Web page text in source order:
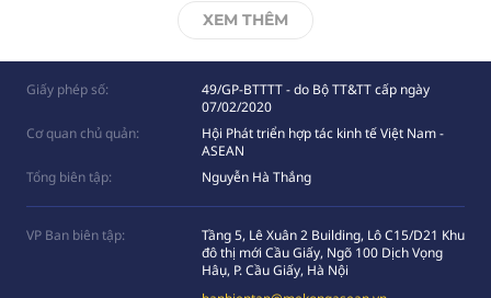
XEM THÊM
Giấy phép số:
49/GP-BTTTT - do Bộ TT&TT cấp ngày
07/02/2020
Cơ quan chủ quản:
Hội Phát triển hợp tác kinh tế Việt Nam -
ASEAN
Tổng biên tập:
Nguyễn Hà Thắng
VP Ban biên tập:
Tầng 5, Lê Xuân 2 Building, Lô C15/D21 Khu
đô thị mới Cầu Giấy, Ngõ 100 Dịch Vọng
Hâụ, P. Cầu Giấy, Hà Nội